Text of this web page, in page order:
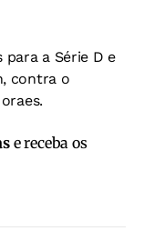
para a Série D e
contra o
e receba os